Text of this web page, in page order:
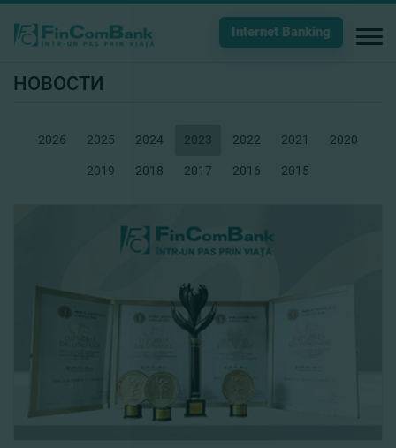
Internet Banking
НОВОСТИ
2026 2025 2024 2023 2022 2021 2020
2019 2018 2017 2016 2015